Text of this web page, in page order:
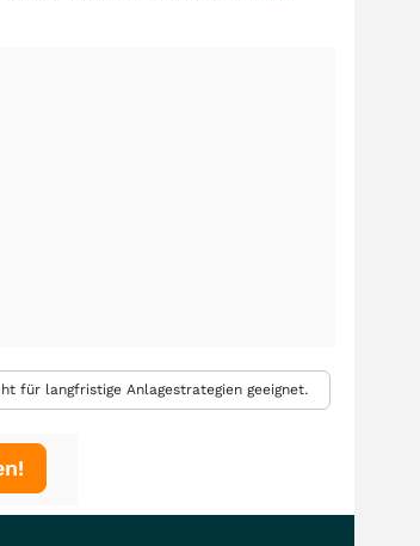
für langfristige Anlagestrategien geeignet.